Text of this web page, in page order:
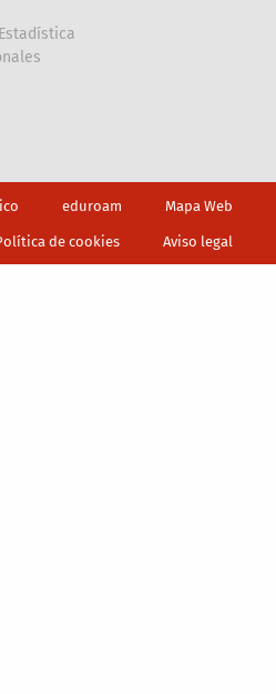
eduroam Mapa Web
de cookies Aviso legal